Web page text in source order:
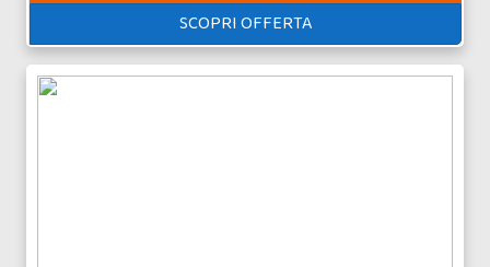
SCOPRI OFFERTA